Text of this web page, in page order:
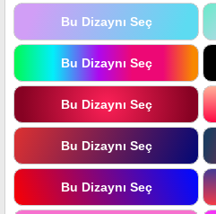
Bu Dizaynı Seç
Bu Dizaynı Seç
Bu Dizaynı Seç
Bu Dizaynı Seç
Bu Dizaynı Seç